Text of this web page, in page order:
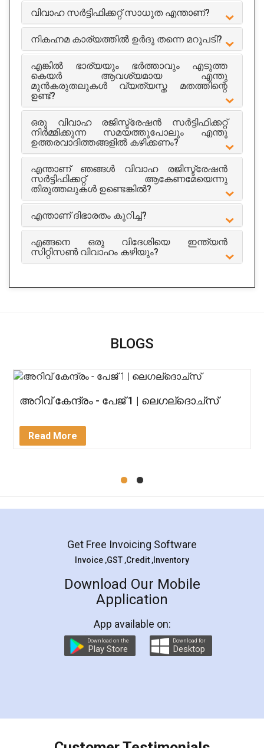
A2z Solution India
City : banglore
Experience : 11 years
Rating 4/5
Get Appointment
A2z Solution India
City : banglore
Benaka Enterprises
Experience : 14 years
Jai Cyber Centre
വിവാഹ സർട്ടിഫിക്കറ്റ് സാധുത എന്താണ്?
നികഹ്നമ കാര്യത്തിൽ ഉർദു തന്നെ മറുപടി?
എങ്കിൽ ഭാര്യയും ഭർത്താവും എടുത്ത
കെയർ ആവശ്യമായ എന്തു
മുൻകരുതലുകൾ വ്യത്യസ്ത മതത്തിന്റെ
ഉണ്ട്?
ഒരു വിവാഹ രജിസ്ട്രേഷൻ സർട്ടിഫിക്കറ്റ്
നിർമ്മിക്കുന്ന സമയത്തുപോലും എന്തു
ഉത്തരവാദിത്തങ്ങളിൽ കഴിക്കണം?
എന്താണ് ഞങ്ങൾ വിവാഹ രജിസ്ട്രേഷൻ
സർട്ടിഫിക്കറ്റ് ആകേണമേയെന്നു
തിരുത്തലുകൾ ഉണ്ടെങ്കിൽ?
എന്താണ് ദിഭാരതം കുറിച്ച്?
എങ്ങനെ ഒരു വിദേശിയെ ഇന്ത്യൻ
സിറ്റിസൺ വിവാഹം കഴിയും?
BLOGS
അറിവ് കേന്ദ്രം - പേജ് 1 | ലെഗല്ദൊച്സ്
Read More
Get Free Invoicing Software
Invoice ,GST ,Credit ,Inventory
Download Our Mobile
Application
App available on:
Download on the
Play Store
Download for
Desktop